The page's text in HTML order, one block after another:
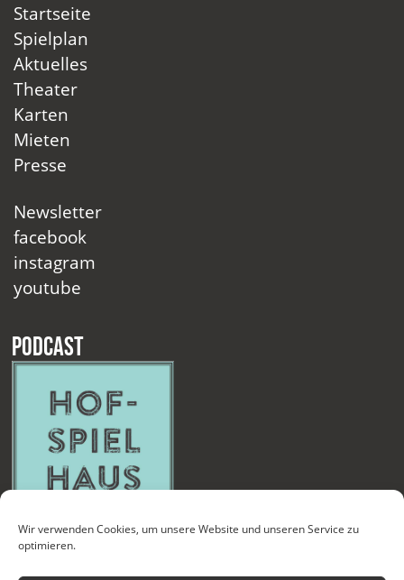
Wir verwenden Cookies, um unsere Website und unseren Service zu
optimieren.
Startseite
Spielplan
Aktuelles
Theater
Karten
Mieten
Presse
Newsletter
facebook
instagram
youtube
Podcast